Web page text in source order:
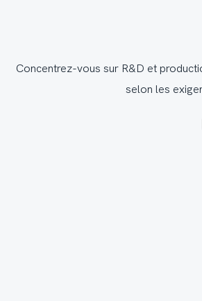
Concentrez-vous sur R&D et
selon les